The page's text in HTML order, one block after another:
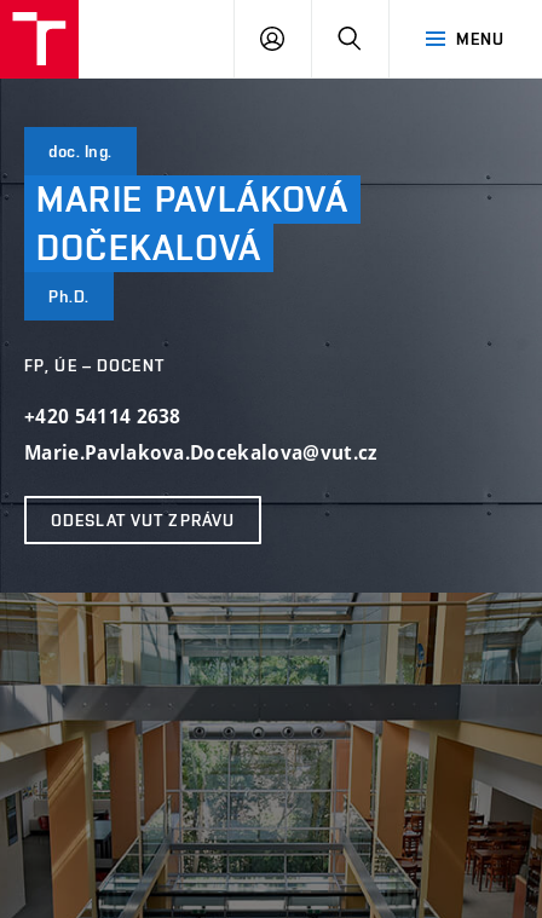
MENU
PŘIHLÁSIT
doc. Ing.
MARIE PAVLÁKOVÁ
DOČEKALOVÁ
Ph.D.
FP, ÚE – DOCENT
+420 54114 2638
Marie.Pavlakova.Docekalova@vut.cz
ODESLAT VUT ZPRÁVU